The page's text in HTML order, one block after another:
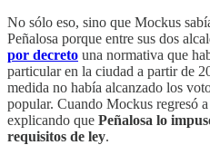
No sólo eso, sino que Mockus
Peñalosa porque entre sus dos
por decreto una normativa que
particular en la ciudad a partir de
medida no había alcanzado los
popular. Cuando Mockus regresó
explicando que Peñalosa lo
requisitos de ley.